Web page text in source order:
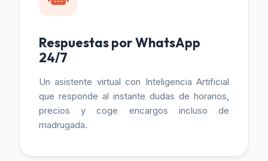
Respuestas por WhatsApp
24/7
Un asistente virtual con Inteligencia Artificial
que responde al instante dudas de horarios,
precios y coge encargos incluso de
madrugada.